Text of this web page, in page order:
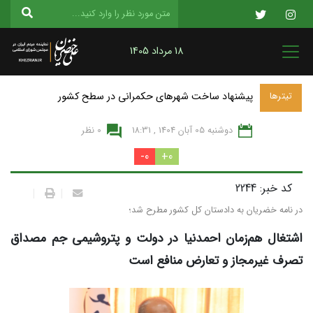
18 مرداد 1405
تیترها پیشنهاد ساخت شهرهای حکمرانی در سطح کشور
دوشنبه 05 آبان 1404 , 18:31 0 نظر
0+
0-
کد خبر: 2244
در نامه خضریان به دادستان کل کشور مطرح شد؛
اشتغال هم‌زمان احمدنیا در دولت و پتروشیمی جم مصداق
تصرف غیرمجاز و تعارض منافع است